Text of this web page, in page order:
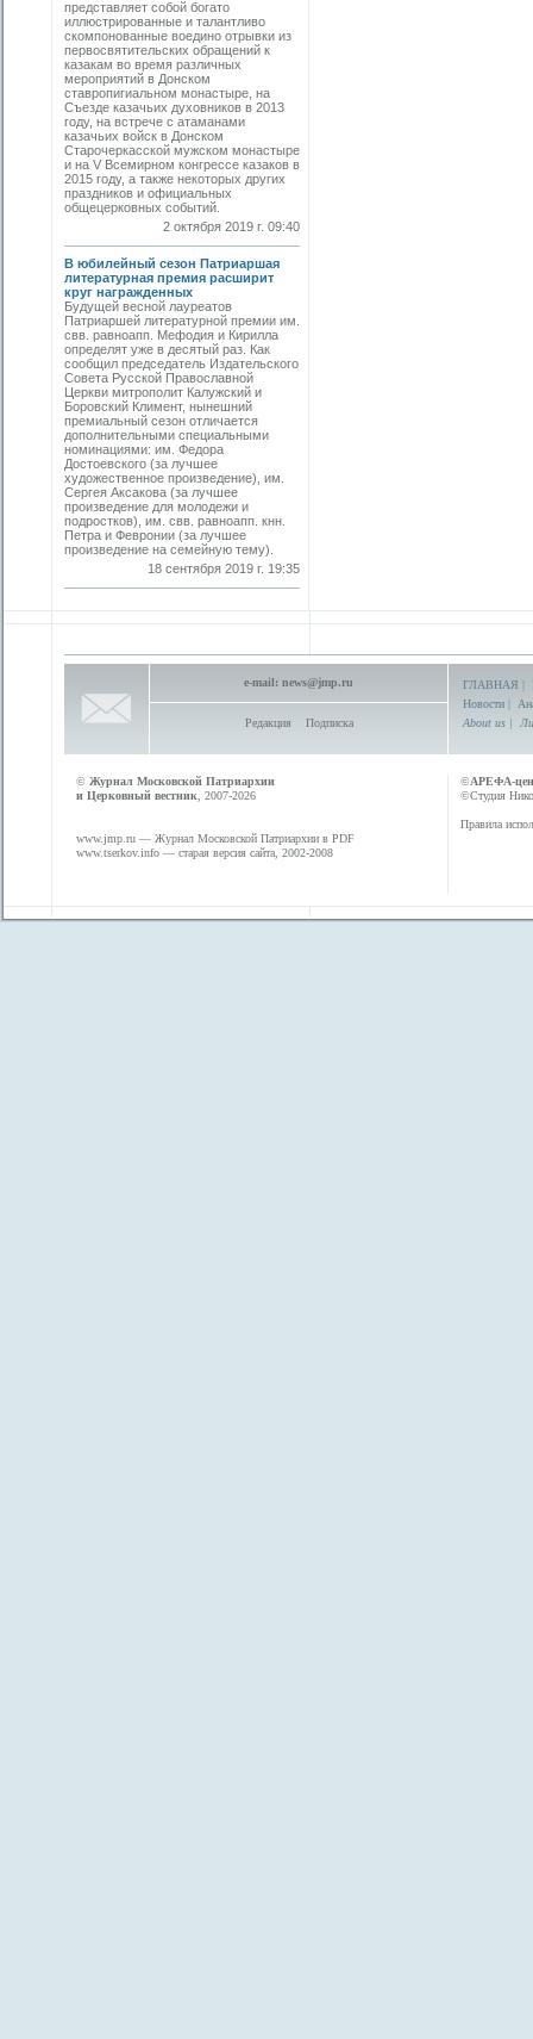
представляет собой богато
иллюстрированные и талантливо
скомпонованные воедино отрывки из
первосвятительских обращений к
казакам во время различных
мероприятий в Донском
ставропигиальном монастыре, на
Съезде казачьих духовников в 2013
году, на встрече с атаманами
казачьих войск в Донском
Старочеркасской мужском монастыре
и на V Всемирном конгрессе казаков в
2015 году, а также некоторых других
праздников и официальных
общецерковных событий.
2 октября 2019 г. 09:40
В юбилейный сезон Патриаршая
литературная премия расширит
круг награжденных
Будущей весной лауреатов
Патриаршей литературной премии им.
свв. равноапп. Мефодия и Кирилла
определят уже в десятый раз. Как
сообщил председатель Издательского
Совета Русской Православной
Церкви митрополит Калужский и
Боровский Климент, нынешний
премиальный сезон отличается
дополнительными специальными
номинациями: им. Федора
Достоевского (за лучшее
художественное произведение), им.
Сергея Аксакова (за лучшее
произведение для молодежи и
подростков), им. свв. равноапп. кнн.
Петра и Февронии (за лучшее
произведение на семейную тему).
18 сентября 2019 г. 19:35
e-mail: news@jmp.ru
Редакция Подписка
ГЛАВНАЯ |
Новости |
About us |
© Журнал Московской Патриархии
и Церковный вестник , 2007-2026
www.jmp.ru — Журнал Московской Патриархии в PDF
www.tserkov.info — старая версия сайта, 2002-2008
©АРЕФА-
©Студия
Правила